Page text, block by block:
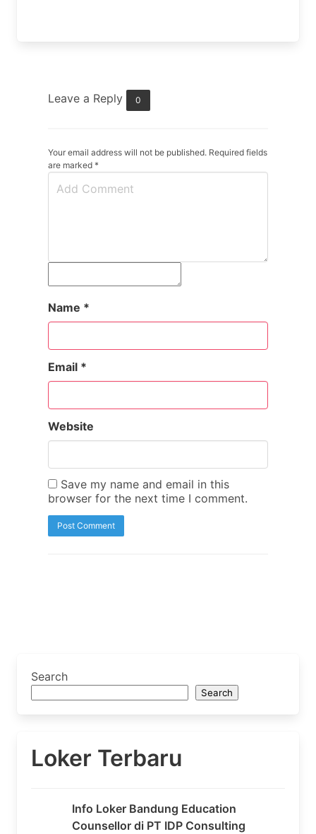
Leave a Reply 0
Your email address will not be published. Required fields
are marked *
Name *
Email *
Website
Save my name and email in this
browser for the next time I comment.
Search
Search
Loker Terbaru
Info Loker Bandung Education
Counsellor di PT IDP Consulting